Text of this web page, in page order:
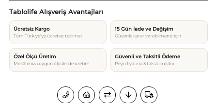
Tablolife Alışveriş Avantajları
Ücretsiz Kargo
Tüm Türkiye’ye ücretsiz teslimat
15 Gün İade ve Değişim
Güvenle karar verebilmeniz için
Özel Ölçü Üretim
Mekânınıza uygun ölçülerde üretim
Güvenli ve Taksitli Ödeme
Peşin fiyatına 3 taksit imkânı